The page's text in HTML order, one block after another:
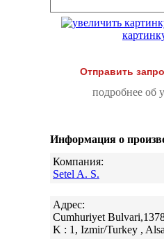
Отправить
подробнее об
Информация о
Компания:
Setel A. S.
Адрес:
Cumhuriyet
K : 1, Izmir/Turkey ,